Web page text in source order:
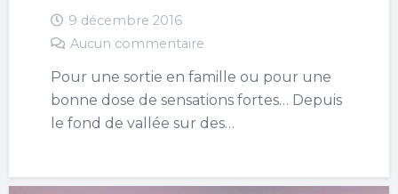
9 décembre 2016
Aucun commentaire
Pour une sortie en famille ou pour une
bonne dose de sensations fortes… Depuis
le fond de vallée sur des…